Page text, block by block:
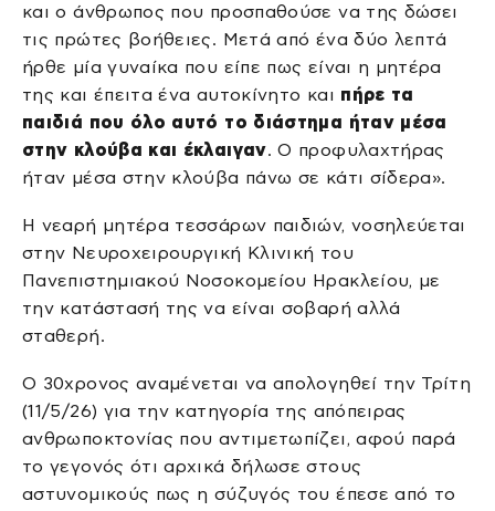
και ο άνθρωπος που προσπαθούσε να της δώσει
τις πρώτες βοήθειες. Μετά από ένα δύο λεπτά
ήρθε μία γυναίκα που είπε πως είναι η μητέρα
της και έπειτα ένα αυτοκίνητο και πήρε τα
παιδιά που όλο αυτό το διάστημα ήταν μέσα
στην κλούβα και έκλαιγαν. Ο προφυλαχτήρας
ήταν μέσα στην κλούβα πάνω σε κάτι σίδερα».
Η νεαρή μητέρα τεσσάρων παιδιών, νοσηλεύεται
στην Νευροχειρουργική Κλινική του
Πανεπιστημιακού Νοσοκομείου Ηρακλείου, με
την κατάστασή της να είναι σοβαρή αλλά
σταθερή.
Ο 30χρονος αναμένεται να απολογηθεί την Τρίτη
(11/5/26) για την κατηγορία της απόπειρας
ανθρωποκτονίας που αντιμετωπίζει, αφού παρά
το γεγονός ότι αρχικά δήλωσε στους
αστυνομικούς πως η σύζυγός του έπεσε από το